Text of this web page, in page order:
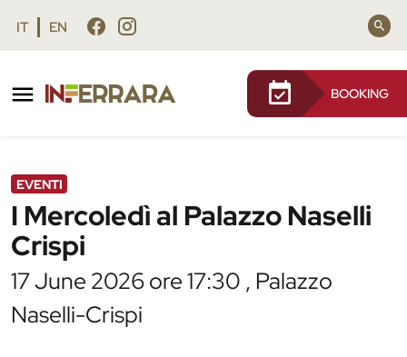
Vai al contenuto principale
Vai al footer
IT EN
BOOKING
I Mercoledì al Palazzo Naselli Crispi
EVENTI
I Mercoledì al Palazzo Naselli
Crispi
17 June 2026 ore 17:30 , Palazzo
Naselli-Crispi